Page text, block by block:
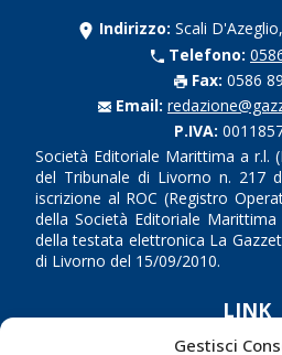
Gestisci
Indirizzo: Scali
Telefono:
Fax: 0586
Email:
P.IVA:
Società Editoriale Marittima a r.l.
del Tribunale di Livorno n. 217
iscrizione al ROC (Registro
della Società Editoriale
della testata elettronica La
di Livorno del 15/09/2010.
LINK